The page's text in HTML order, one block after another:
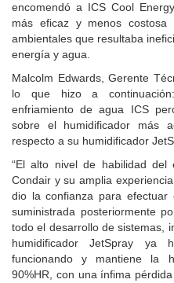
encomendó a ICS Cool
más eficaz y menos
ambientales que resultaba
energía y agua.
Malcolm Edwards, Gerente
lo que hizo a
enfriamiento de agua ICS
sobre el humidificador más
respecto a su humidificador
“El alto nivel de habilidad del
Condair y su amplia
dio la confianza para
suministrada posteriormente
todo el desarrollo de sistemas,
humidificador JetSpray ya
funcionando y mantiene la
90%HR, con una ínfima